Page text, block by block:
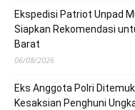
Ekspedisi Patriot Unpad
Siapkan Rekomendasi
Barat
06/08/2026
Eks Anggota Polri
Kesaksian Penghuni